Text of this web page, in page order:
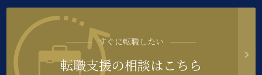
すぐに転職したい
転職支援の相談はこちら